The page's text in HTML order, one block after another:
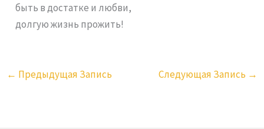
быть в достатке и любви,
долгую жизнь прожить!
← Предыдущая Запись Следующая Запись →